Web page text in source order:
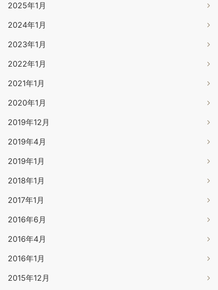
2025年1月
2024年1月
2023年1月
2022年1月
2021年1月
2020年1月
2019年12月
2019年4月
2019年1月
2018年1月
2017年1月
2016年6月
2016年4月
2016年1月
2015年12月